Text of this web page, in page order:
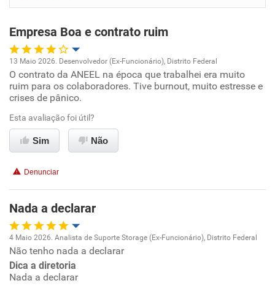
Recomenda esta empresa
Empresa Boa e contrato ruim
Oportunidade de promoção
Ambiente de trabalho
Conciliação com a vida familiar
13 Maio 2026. Desenvolvedor (Ex-Funcionário), Distrito Federal
O contrato da ANEEL na época que trabalhei era muito
ruim para os colaboradores. Tive burnout, muito estresse e
crises de pânico.
Esta avaliação foi útil?
Sim Não
Denunciar
Nada a declarar
Oportunidade de promoção
Ambiente de trabalho
4 Maio 2026. Analista de Suporte Storage (Ex-Funcionário), Distrito Federal
Não tenho nada a declarar
Dica a diretoria
Nada a declarar